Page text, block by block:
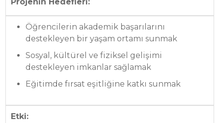
Projenin Hedefleri:
Öğrencilerin akademik başarılarını
destekleyen bir yaşam ortamı sunmak
Sosyal, kültürel ve fiziksel gelişimi
destekleyen imkanlar sağlamak
Eğitimde fırsat eşitliğine katkı sunmak
Etki: